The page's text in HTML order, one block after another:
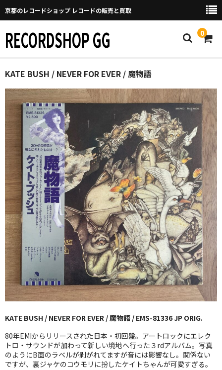
京都のレコードショップ レコードの販売と買取
RECORDSHOP GG 0
Home
マイページ
GGについて
買取について
取り置きなどについて
Categories
New Arrivals
新譜
GG RECORD （当店のレーベル）
全商品
JAZZ-US
BLUE NOTE
JAZZ-EU
JAZZ-JP
JAZZ-VOCAL
KATE BUSH / NEVER FOR EVER / 魔物語
KATE BUSH / NEVER FOR EVER / 魔物語 / EMS-81336 JP ORIG.
80年EMIからリリースされた日本・初回盤。アートロックにエレク
トロ・サウンドが加わって新しい境地へ行った３rdアルバム。写真
のようにB面のラベルが剥がれてますが音には影響なし。関係ない
ですが、裏ジャケのコウモリに扮したケイトちゃんが可愛すぎる。